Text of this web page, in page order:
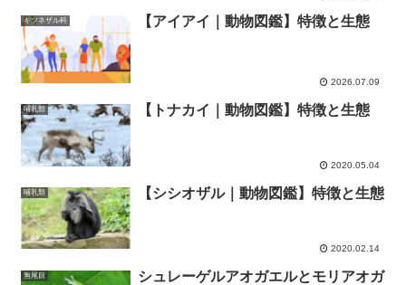
キツネザル科 【アイアイ｜動物図鑑】特徴と生態
2026.07.09
哺乳類 【トナカイ｜動物図鑑】特徴と生態
2020.05.04
哺乳類 【シシオザル｜動物図鑑】特徴と生態
2020.02.14
無尾目
シュレーゲルアオガエルとモリアオガ